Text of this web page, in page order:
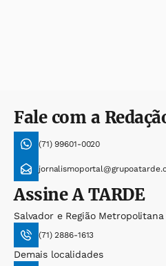
Fale com a
(71) 99601-0020
AssineA TARDE
Salvador e Região Metropolitana
(71) 2886-1613
Demais localidades